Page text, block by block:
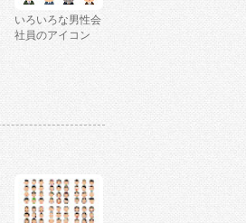
いろいろな男性会
社員のアイコン